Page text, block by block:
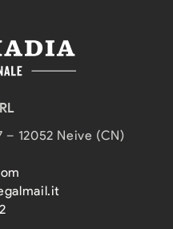
– 12052 Neive (CN)